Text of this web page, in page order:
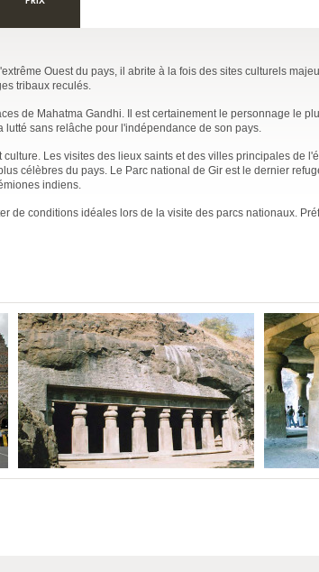
Ouest du pays, il abrite à la fois des sites culturels
tribaux reculés.
de Mahatma Gandhi. Il est certainement le personnage le
sans relâche pour l'indépendance de son pays.
Les visites des lieux saints et des villes principales de
célèbres du pays. Le Parc national de Gir est le dernier
indiens.
de conditions idéales lors de la visite des parcs nationaux.